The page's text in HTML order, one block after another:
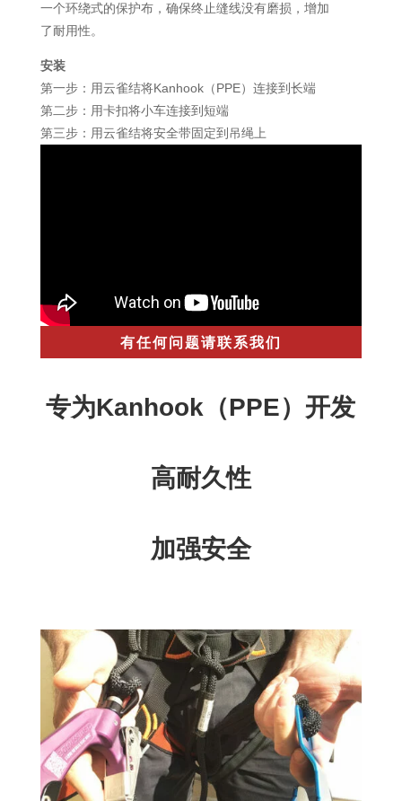
一个环绕式的保护布，确保终止缝线没有磨损，增加
了耐用性。
安装
第一步：用云雀结将Kanhook（PPE）连接到长端
第二步：用卡扣将小车连接到短端
第三步：用云雀结将安全带固定到吊绳上
有任何问题请联系我们
专为Kanhook（PPE）开发
高耐久性
加强安全